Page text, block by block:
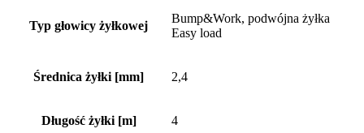
Typ głowicy żyłkowej
Bump&Work, podwójna żyłka
Easy load
Średnica żyłki [mm] 2,4
Długość żyłki [m] 4